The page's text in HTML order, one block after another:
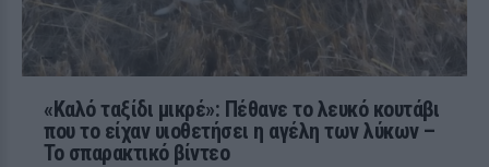
«Καλό ταξίδι μικρέ»: Πέθανε το λευκό κουτάβι
που το είχαν υιοθετήσει η αγέλη των λύκων –
Το σπαρακτικό βίντεο